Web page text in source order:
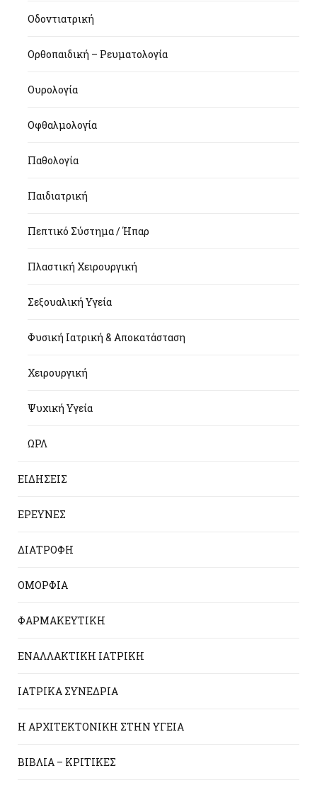
Οδοντιατρική
Ορθοπαιδική – Ρευματολογία
Ουρολογία
Οφθαλμολογία
Παθολογία
Παιδιατρική
Πεπτικό Σύστημα / Ήπαρ
Πλαστική Χειρουργική
Σεξουαλική Υγεία
Φυσική Ιατρική & Αποκατάσταση
Χειρουργική
Ψυχική Υγεία
ΩΡΛ
ΕΙΔΗΣΕΙΣ
ΕΡΕΥΝΕΣ
ΔΙΑΤΡΟΦΗ
ΟΜΟΡΦΙΑ
ΦΑΡΜΑΚΕΥΤΙΚΗ
ΕΝΑΛΛΑΚΤΙΚΗ ΙΑΤΡΙΚΗ
ΙΑΤΡΙΚΑ ΣΥΝΕΔΡΙΑ
Η ΑΡΧΙΤΕΚΤΟΝΙΚΗ ΣΤΗΝ ΥΓΕΙΑ
ΒΙΒΛΙΑ – ΚΡΙΤΙΚΕΣ